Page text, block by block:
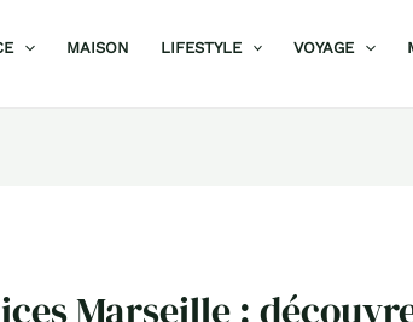
MAISON LIFESTYLE VOYAGE